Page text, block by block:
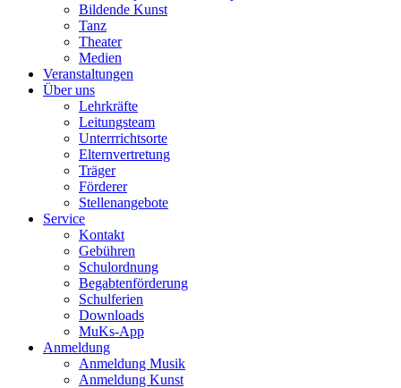
Bildende Kunst
Tanz
Theater
Medien
Veranstaltungen
Über uns
Lehrkräfte
Leitungsteam
Unterrrichtsorte
Elternvertretung
Träger
Förderer
Stellenangebote
Service
Kontakt
Gebühren
Schulordnung
Begabtenförderung
Schulferien
Downloads
MuKs-App
Anmeldung
Anmeldung Musik
Anmeldung Kunst